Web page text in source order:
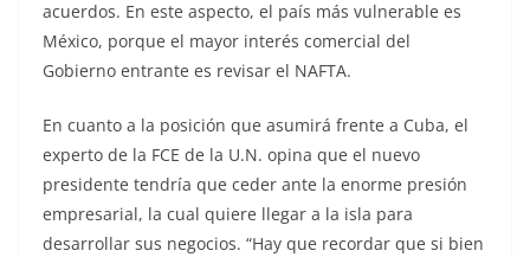
acuerdos. En este aspecto, el país más vulnerable es
México, porque el mayor interés comercial del
Gobierno entrante es revisar el NAFTA.
En cuanto a la posición que asumirá frente a Cuba, el
experto de la FCE de la U.N. opina que el nuevo
presidente tendría que ceder ante la enorme presión
empresarial, la cual quiere llegar a la isla para
desarrollar sus negocios. “Hay que recordar que si bien